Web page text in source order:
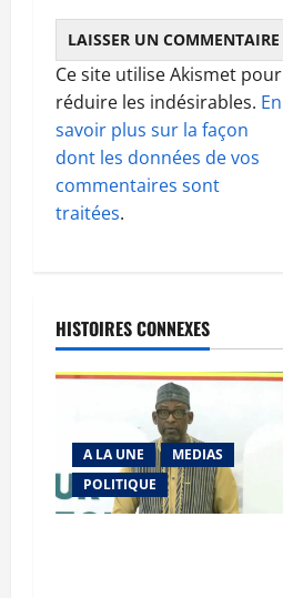
Ce site utilise Akismet pour
réduire les indésirables. En
savoir plus sur la façon
dont les données de vos
commentaires sont
traitées.
HISTOIRES CONNEXES
A LA UNE
MEDIAS
POLITIQUE